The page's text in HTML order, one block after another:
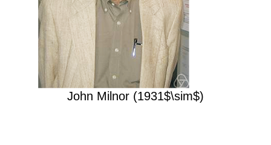
John Milnor (1931$\sim$)